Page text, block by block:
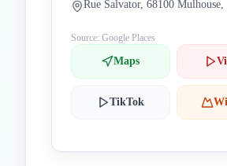
Rue Salvator, 68100 Mulhouse,
Source: Google Places
Maps
TikTok